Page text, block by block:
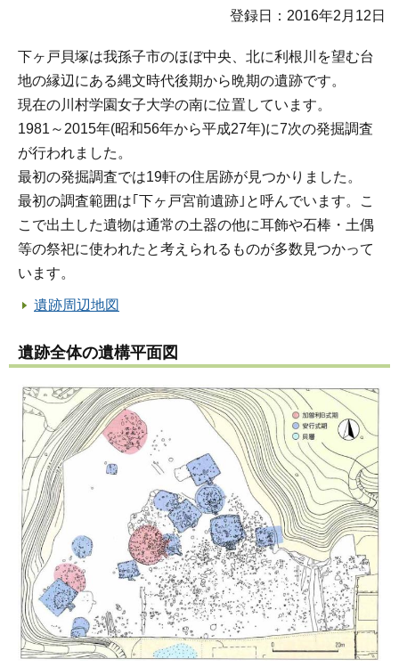
登録日：2016年2月12日
下ヶ戸貝塚は我孫子市のほぼ中央、北に利根川を望む台
地の縁辺にある縄文時代後期から晩期の遺跡です。
現在の川村学園女子大学の南に位置しています。
1981～2015年(昭和56年から平成27年)に7次の発掘調査
が行われました。
最初の発掘調査では19軒の住居跡が見つかりました。
最初の調査範囲は｢下ヶ戸宮前遺跡｣と呼んでいます。こ
こで出土した遺物は通常の土器の他に耳飾や石棒・土偶
等の祭祀に使われたと考えられるものが多数見つかって
います。
遺跡周辺地図
遺跡全体の遺構平面図